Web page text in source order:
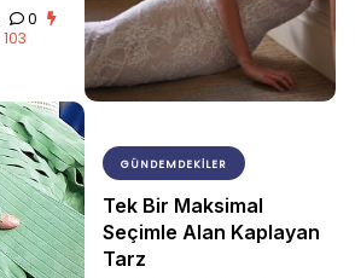
0
103
GÜNDEMDEKILER
Tek Bir Maksimal
Seçimle Alan Kaplayan
Tarz